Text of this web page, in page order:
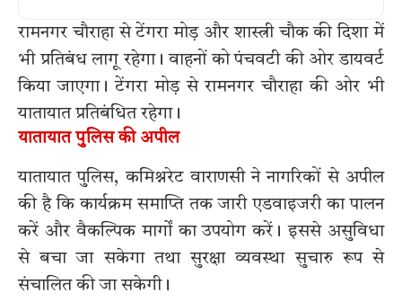
रामनगर चौराहा से टेंगरा मोड़ और शास्त्री चौक की दिशा में
भी प्रतिबंध लागू रहेगा। वाहनों को पंचवटी की ओर डायवर्ट
किया जाएगा। टेंगरा मोड़ से रामनगर चौराहा की ओर भी
यातायात प्रतिबंधित रहेगा।
यातायात पुलिस की अपील
यातायात पुलिस, कमिश्नरेट वाराणसी ने नागरिकों से अपील
की है कि कार्यक्रम समाप्ति तक जारी एडवाइजरी का पालन
करें और वैकल्पिक मार्गों का उपयोग करें। इससे असुविधा
से बचा जा सकेगा तथा सुरक्षा व्यवस्था सुचारु रूप से
संचालित की जा सकेगी।